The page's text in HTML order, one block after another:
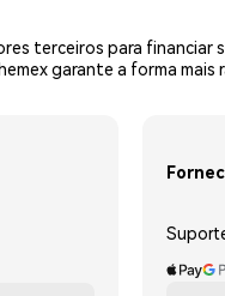
terceiros para financiar
garante a forma mais